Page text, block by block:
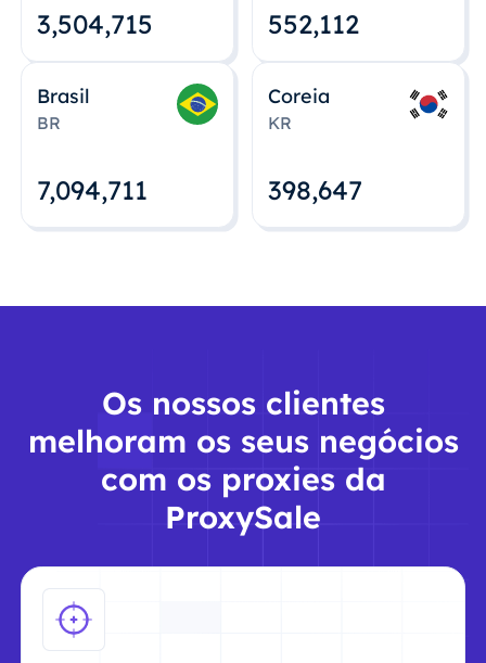
3,504,715 552,112
Brasil
BR
7,094,712
Coreia
KR
398,648
Os nossos clientes
melhoram os seus negócios
com os proxies da
ProxySale